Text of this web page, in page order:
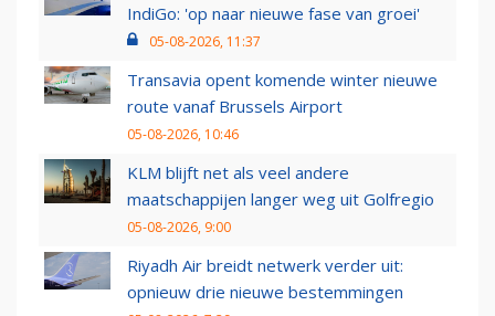
IndiGo: 'op naar nieuwe fase van groei'
05-08-2026, 11:37
Transavia opent komende winter nieuwe
route vanaf Brussels Airport
05-08-2026, 10:46
KLM blijft net als veel andere
maatschappijen langer weg uit Golfregio
05-08-2026, 9:00
Riyadh Air breidt netwerk verder uit:
opnieuw drie nieuwe bestemmingen